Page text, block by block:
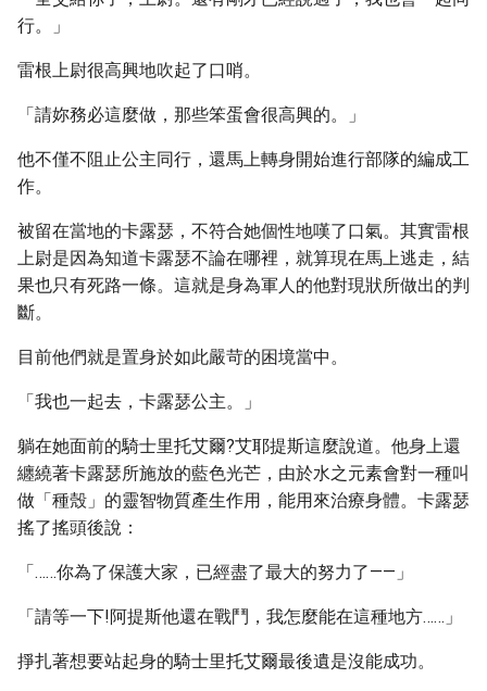
行。」
雷根上尉很高興地吹起了口哨。
「請妳務必這麼做，那些笨蛋會很高興的。」
他不僅不阻止公主同行，還馬上轉身開始進行部隊的編成工
作。
被留在當地的卡露瑟，不符合她個性地嘆了口氣。其實雷根
上尉是因為知道卡露瑟不論在哪裡，就算現在馬上逃走，結
果也只有死路一條。這就是身為軍人的他對現狀所做出的判
斷。
目前他們就是置身於如此嚴苛的困境當中。
「我也一起去，卡露瑟公主。」
躺在她面前的騎士里托艾爾?艾耶提斯這麼說道。他身上還
纏繞著卡露瑟所施放的藍色光芒，由於水之元素會對一種叫
做「種殼」的靈智物質產生作用，能用來治療身體。卡露瑟
搖了搖頭後說：
「……你為了保護大家，已經盡了最大的努力了——」
「請等一下!阿提斯他還在戰鬥，我怎麼能在這種地方……」
掙扎著想要站起身的騎士里托艾爾最後遺是沒能成功。